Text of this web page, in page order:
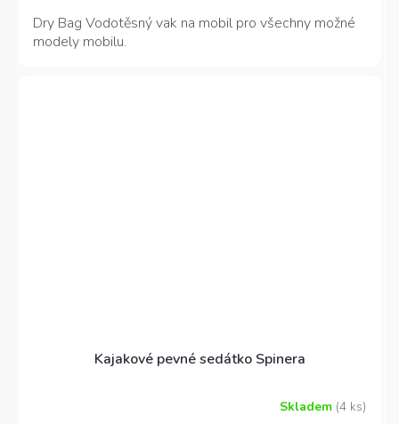
Dry Bag Vodotěsný vak na mobil pro všechny možné
modely mobilu.
Kajakové pevné sedátko Spinera
Skladem (4 ks)